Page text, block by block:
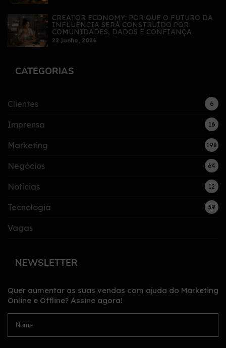
CREATOR ECONOMY: POR QUE O FUTURO DA
INFLUÊNCIA SERÁ CONSTRUÍDO POR
COMUNIDADES, DADOS E CONFIANÇA
22 junho, 2026
CATEGORIAS
Clientes 6
Imprensa 16
Marketing 198
Negócios 64
Notícias 12
Tecnologia 39
Vagas
NEWSLETTER
Quer aumentar as suas vendas com ajuda do Marketing
Online e Offline? Assine agora!